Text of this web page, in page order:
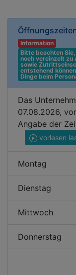
Information
Bitte beachten
noch vereinzelt zu
sowie
entstehend
Dinge beim
Das
07.08.2026,
Angabe der
vorlesen
Montag
Dienstag
Mittwoch
Donnerstag